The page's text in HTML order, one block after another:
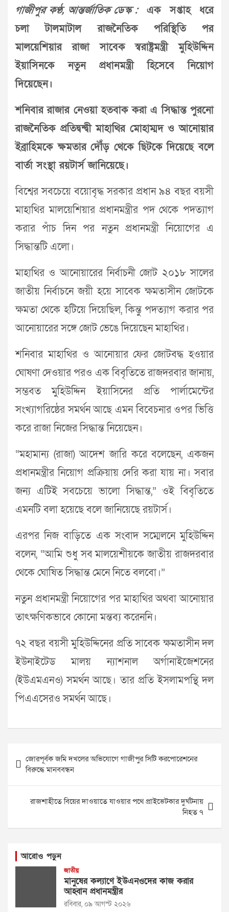
গাজীপুর কণ্ঠ, আন্তর্জাতিক ডেস্ক :এক সপ্তাহ ধরে
চলা টালমাটাল রাজনৈতিক পরিস্থিতি পর
মালয়েশিয়ার রাজা সাবেক স্বরাষ্ট্রমন্ত্রী মুহিউদ্দিন
ইয়াসিনকে নতুন প্রধানমন্ত্রী হিসেবে নিয়োগ
দিয়েছেন।
শনিবার রাজার নেওয়া হতবাক করা এ সিদ্ধান্ত পুরনো
রাজনৈতিক প্রতিদ্বন্দ্বী মাহাথির মোহাম্মদ ও আনোয়ার
ইব্রাহিমকে ক্ষমতার দৌঁড় থেকে ছিটকে দিয়েছে বলে
বার্তা সংস্থা রয়টার্স জানিয়েছে।
বিশ্বের সবচেয়ে বয়োবৃদ্ধ সরকার প্রধান ৯৪ বছর বয়সী
মাহাথির মালয়েশিয়ার প্রধানমন্ত্রীর পদ থেকে পদত্যাগ
করার পাঁচ দিন পর নতুন প্রধানমন্ত্রী নিয়োগের এ
সিদ্ধান্তটি এলো।
মাহাথির ও আনোয়ারের নির্বাচনী জোট ২০১৮ সালের
জাতীয় নির্বাচনে জয়ী হয়ে সাবেক ক্ষমতাসীন জোটকে
ক্ষমতা থেকে হটিয়ে দিয়েছিল, কিন্তু পদত্যাগ করার পর
আনোয়ারের সঙ্গে জোট ভেঙে দিয়েছেন মাহাথির।
শনিবার মাহাথির ও আনোয়ার ফের জোটবদ্ধ হওয়ার
ঘোষণা দেওয়ার পরও এক বিবৃতিতে রাজদরবার জানায়,
সম্ভবত মুহিউদ্দিন ইয়াসিনের প্রতি পার্লামেন্টের
সংখ্যাগরিষ্ঠের সমর্থন আছে এমন বিবেচনার ওপর ভিত্তি
করে রাজা নিজের সিদ্ধান্ত নিয়েছেন।
“মহামান্য (রাজা) আদেশ জারি করে বলেছেন, একজন
প্রধানমন্ত্রীর নিয়োগ প্রক্রিয়ায় দেরি করা যায় না। সবার
জন্য এটিই সবচেয়ে ভালো সিদ্ধান্ত,” ওই বিবৃতিতে
এমনটি বলা হয়েছে বলে জানিয়েছে রয়টার্স।
এরপর নিজ বাড়িতে এক সংবাদ সম্মেলনে মুহিউদ্দিন
বলেন, “আমি শুধু সব মালয়েশীয়কে জাতীয় রাজদরবার
থেকে ঘোষিত সিদ্ধান্ত মেনে নিতে বলবো।”
নতুন প্রধানমন্ত্রী নিয়োগের পর মাহাথির অথবা আনোয়ার
তাৎক্ষণিকভাবে কোনো মন্তব্য করেননি।
৭২ বছর বয়সী মুহিউদ্দিনের প্রতি সাবেক ক্ষমতাসীন দল
ইউনাইটেড মালয় ন্যাশনাল অর্গানাইজেশনের
(ইউএমএনও) সমর্থন আছে। তার প্রতি ইসলামপন্থি দল
পিএএসেরও সমর্থন আছে।
navigation
জোরপূর্বক জমি দখলের অভিযোগে গাজীপুর সিটি করপোরেশনের
বিরুদ্ধে মানববন্ধন
রাজশাহীতে বিয়ের দাওয়াতে যাওয়ার পথে প্রাইভেটকার দুর্ঘটনায়
নিহত ৭
আরোও পড়ুন
জাতীয়
মানুষের কল্যাণে ইউএনওদের কাজ করার
আহ্বান প্রধানমন্ত্রীর
রবিবার, ০৯ আগস্ট ২০২৬